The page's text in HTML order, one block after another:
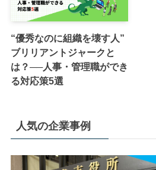
“優秀なのに組織を壊す人”
ブリリアントジャークと
は？──人事・管理職ができ
る対応策5選
人気の企業事例